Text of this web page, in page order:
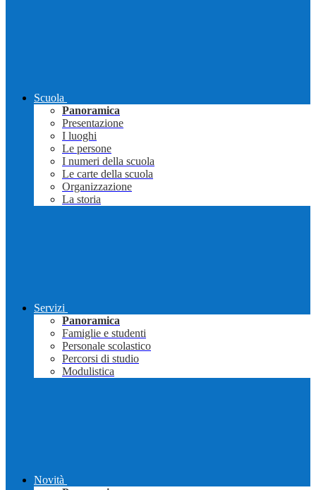
Scuola
Panoramica
Presentazione
I luoghi
Le persone
I numeri della scuola
Le carte della scuola
Organizzazione
La storia
Servizi
Panoramica
Famiglie e studenti
Personale scolastico
Percorsi di studio
Modulistica
Novità